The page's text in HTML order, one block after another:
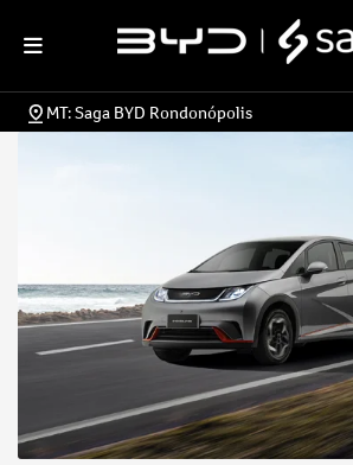
MT: Saga BYD Rondonópolis